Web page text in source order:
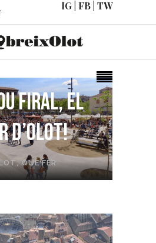
IG FB TW
Firal, el
d’Olot!
,QUÈ FER